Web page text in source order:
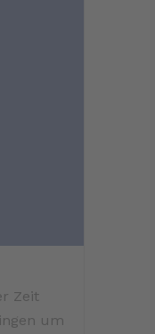
Zeit
um